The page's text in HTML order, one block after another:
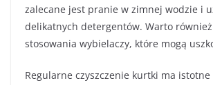
zalecane jest pranie w zimnej wodzie i
delikatnych detergentów. Warto
stosowania wybielaczy, które mogą
Regularne czyszczenie kurtki ma